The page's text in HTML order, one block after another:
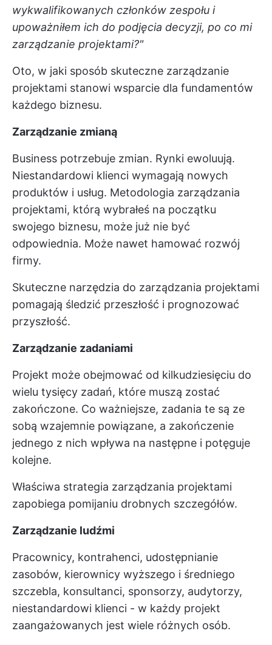
wykwalifikowanych członków zespołu i
upoważniłem ich do podjęcia decyzji, po co mi
zarządzanie projektami?"
Oto, w jaki sposób skuteczne zarządzanie
projektami stanowi wsparcie dla fundamentów
każdego biznesu.
Zarządzanie zmianą
Business potrzebuje zmian. Rynki ewoluują.
Niestandardowi klienci wymagają nowych
produktów i usług. Metodologia zarządzania
projektami, którą wybrałeś na początku
swojego biznesu, może już nie być
odpowiednia. Może nawet hamować rozwój
firmy.
Skuteczne narzędzia do zarządzania projektami
pomagają śledzić przeszłość i prognozować
przyszłość.
Zarządzanie zadaniami
Projekt może obejmować od kilkudziesięciu do
wielu tysięcy zadań, które muszą zostać
zakończone. Co ważniejsze, zadania te są ze
sobą wzajemnie powiązane, a zakończenie
jednego z nich wpływa na następne i potęguje
kolejne.
Właściwa strategia zarządzania projektami
zapobiega pomijaniu drobnych szczegółów.
Zarządzanie ludźmi
Pracownicy, kontrahenci, udostępnianie
zasobów, kierownicy wyższego i średniego
szczebla, konsultanci, sponsorzy, audytorzy,
niestandardowi klienci - w każdy projekt
zaangażowanych jest wiele różnych osób.